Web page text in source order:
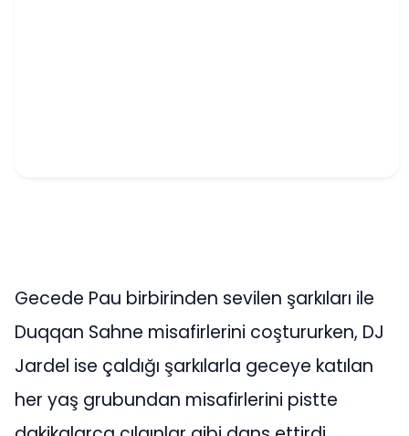
Gecede Pau birbirinden sevilen şarkıları ile
Duqqan Sahne misafirlerini coştururken, DJ
Jardel ise çaldığı şarkılarla geceye katılan
her yaş grubundan misafirlerini pistte